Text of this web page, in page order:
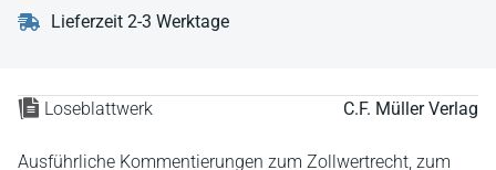
Loseblattwerk C.F. Müller Verlag
Ausführliche Kommentierungen zum Zollwertrecht, zum
Lieferzeit 2-3 Werktage